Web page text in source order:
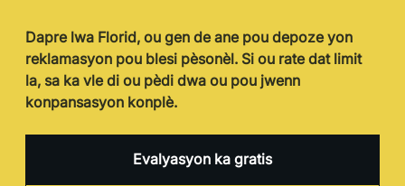
Dapre lwa Florid, ou gen de ane pou depoze yon
reklamasyon pou blesi pèsonèl. Si ou rate dat limit
la, sa ka vle di ou pèdi dwa ou pou jwenn
konpansasyon konplè.
Evalyasyon ka gratis